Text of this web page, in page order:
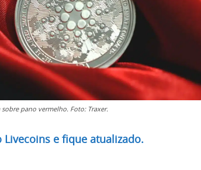
pano vermelho. Foto: Traxer.
Livecoins e fique atualizado.